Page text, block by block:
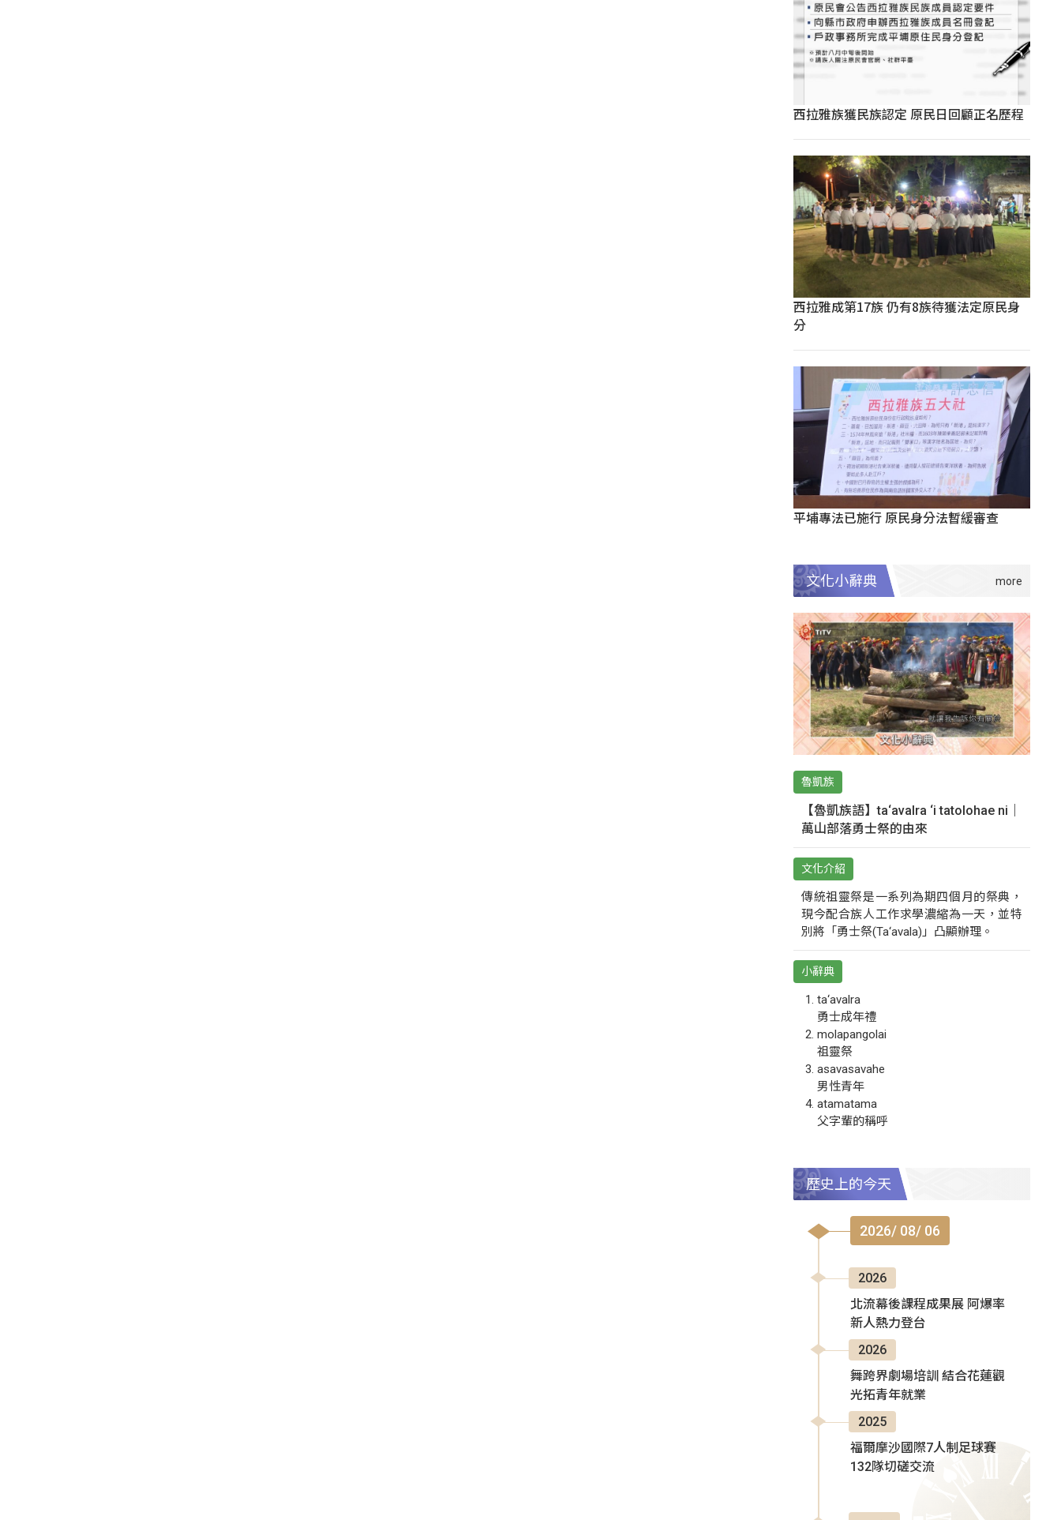
西拉雅族獲民族認定 原民日回顧正名歷程
西拉雅成第17族 仍有8族待獲法定原民身
分
平埔專法已施行 原民身分法暫緩審查
文化小辭典
魯凱族
【魯凱族語】ta‘avalra ‘i tatolohae ni｜
萬山部落勇士祭的由來
文化介紹
傳統祖靈祭是一系列為期四個月的祭典，
現今配合族人工作求學濃縮為一天，並特
別將「勇士祭(Ta‘avala)」凸顯辦理。
小辭典
ta‘avalra
勇士成年禮
molapangolai
祖靈祭
asavasavahe
男性青年
atamatama
父字輩的稱呼
歷史上的今天
2026/ 08/ 06
2026
北流幕後課程成果展 阿爆率
新人熱力登台
2026
舞跨界劇場培訓 結合花蓮觀
光拓青年就業
2025
福爾摩沙國際7人制足球賽
132隊切磋交流